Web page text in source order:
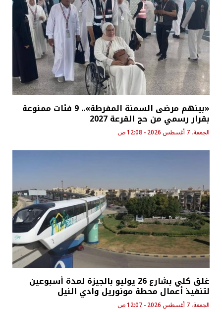
«بينهم مرضى السمنة المفرطة».. 9 فئات ممنوعة
بقرار رسمي من حج القرعة 2027
الجمعة، 7 أغسطس 2026 - 12:08 ص
غلق كلي بشارع 26 يوليو بالجيزة لمدة أسبوعين
لتنفيذ أعمال محطة مونوريل وادي النيل
الجمعة، 7 أغسطس 2026 - 12:07 ص